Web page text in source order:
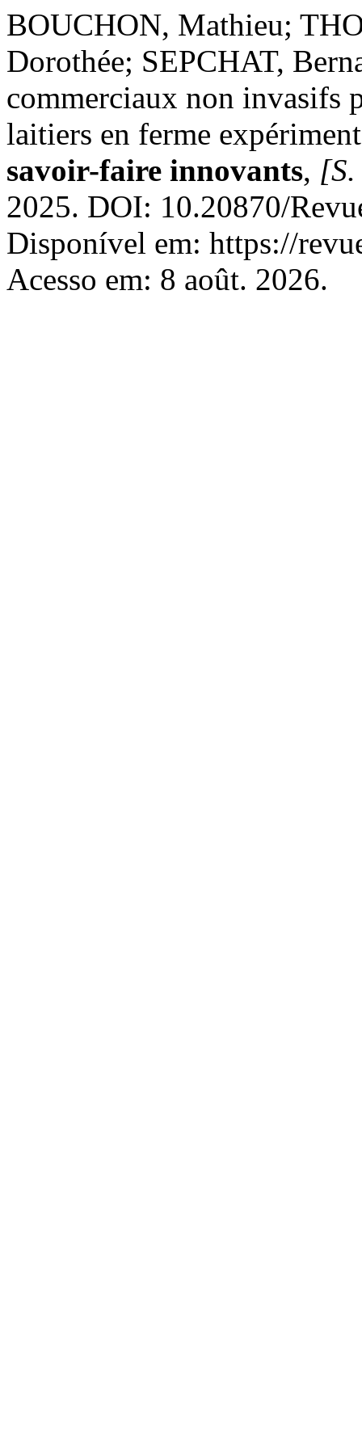
BOUCHON, Mathieu;
Dorothée; SEPCHAT,
commerciaux non invasifs
laitiers en ferme
savoir-faire innovants,
2025. DOI: 10.20870/
Disponível em: https://
Acesso em: 8 août. 2026.